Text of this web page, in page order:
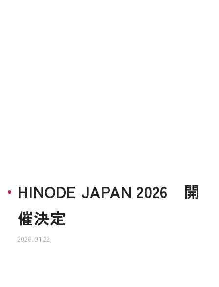
HINODE JAPAN 2026 開
催決定
2026.01.22